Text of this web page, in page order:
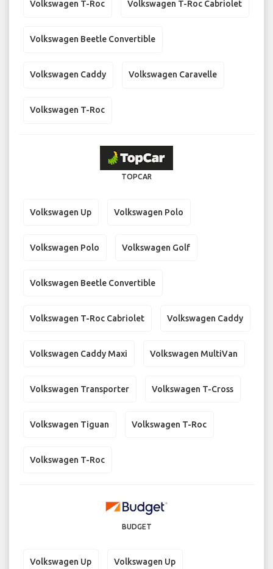
Volkswagen T-Roc Volkswagen T-Roc Cabriolet
Volkswagen Beetle Convertible
Volkswagen Caddy Volkswagen Caravelle
Volkswagen T-Roc
TOPCAR
Volkswagen Up Volkswagen Polo
Volkswagen Polo Volkswagen Golf
Volkswagen Beetle Convertible
Volkswagen T-Roc Cabriolet Volkswagen Caddy
Volkswagen Caddy Maxi Volkswagen MultiVan
Volkswagen Transporter Volkswagen T-Cross
Volkswagen Tiguan Volkswagen T-Roc
Volkswagen T-Roc
BUDGET
Volkswagen Up Volkswagen Up